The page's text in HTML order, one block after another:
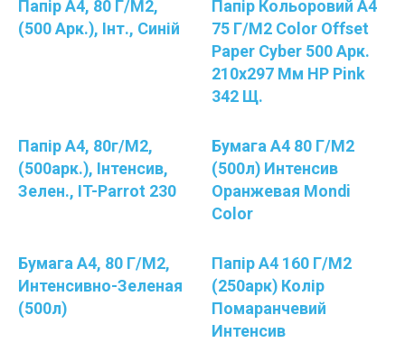
Папір А4, 80 Г/м2,
(500 Арк.), Інт., Синій
Папір Кольоровий A4
75 Г/м2 Color Offset
Paper Cyber 500 Арк.
210х297 Мм HP Pink
342 Щ.
Папір A4, 80г/м2,
(500арк.), Інтенсив,
Зелен., IT-Parrot 230
Бумага А4 80 Г/м2
(500л) Интенсив
Оранжевая Mondi
Color
Бумага А4, 80 Г/м2,
Интенсивно-Зеленая
(500л)
Папір А4 160 Г/м2
(250арк) Колір
Помаранчевий
Интенсив